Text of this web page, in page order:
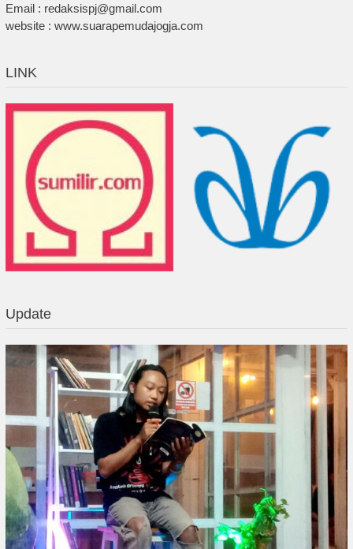
Email : redaksispj@gmail.com
website : www.suarapemudajogja.com
LINK
Update